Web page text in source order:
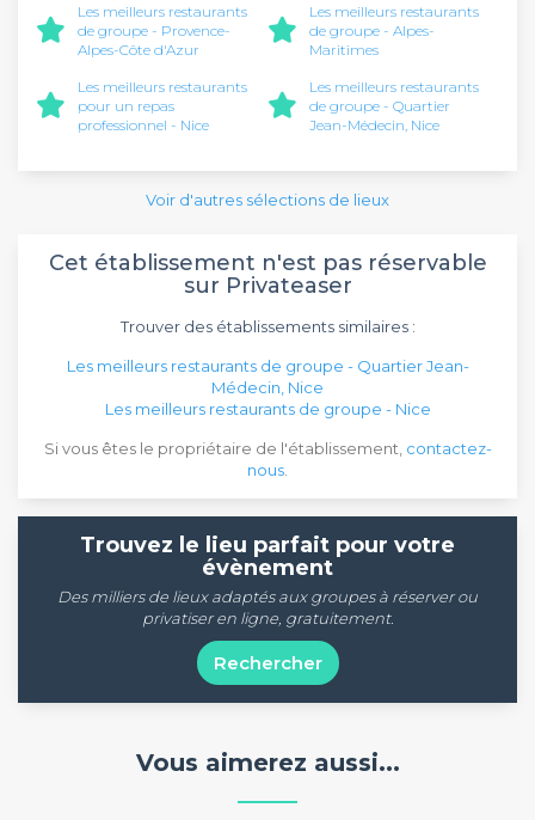
Les meilleurs restaurants
de groupe - Provence-
Alpes-Côte d'Azur
Les meilleurs restaurants
de groupe - Alpes-
Maritimes
Les meilleurs restaurants
pour un repas
professionnel - Nice
Les meilleurs restaurants
de groupe - Quartier
Jean-Médecin, Nice
Voir d'autres sélections de lieux
Cet établissement n'est pas réservable
sur Privateaser
Trouver des établissements similaires :
Les meilleurs restaurants de groupe - Quartier Jean-
Médecin, Nice
Les meilleurs restaurants de groupe - Nice
Si vous êtes le propriétaire de l'établissement, contactez-
nous
Trouvez le lieu parfait pour votre
évènement
Des milliers de lieux adaptés aux groupes à réserver ou
privatiser en ligne, gratuitement.
Rechercher
Vous aimerez aussi...